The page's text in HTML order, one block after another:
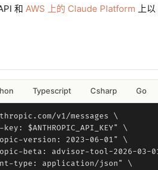
和 AWS 上的 Claude Platform 上
Typescript Csharp Go
v1/messages \
key: $ANTHROPIC_API_KEY" \
version: 2023-06-01" \
beta: advisor-tool-2026-03-
type: application/json" \